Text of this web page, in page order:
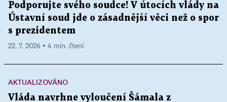
Podporujte svého soudce! V útocích vlády na
Ústavní soud jde o zásadnější věci než o spor
s prezidentem
22. 7. 2026 ▪ 4 min. čtení
AKTUALIZOVÁNO
Vláda navrhne vyloučení Šámala z